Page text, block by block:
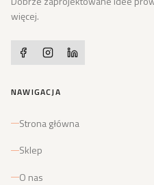
więcej.
NAWIGACJA
Strona główna
Sklep
O nas